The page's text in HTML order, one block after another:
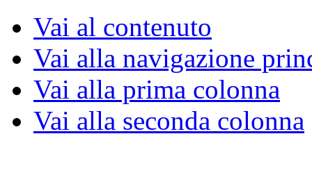
Vai al contenuto
Vai alla navigazione
Vai alla prima colonna
Vai alla seconda colonna